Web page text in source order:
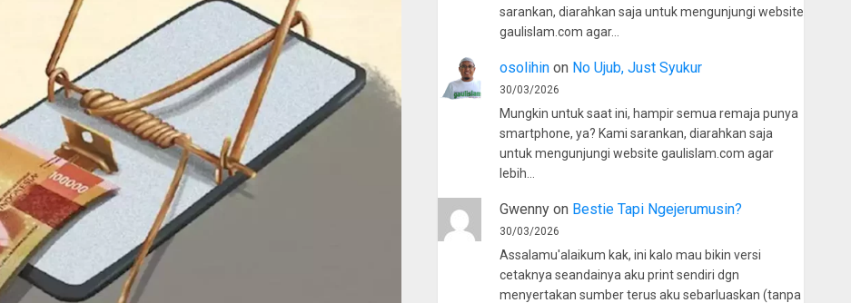
sarankan, diarahkan saja untuk mengunjungi website
gaulislam.com agar…
osolihinon No Ujub, Just Syukur
30/03/2026
Mungkin untuk saat ini, hampir semua remaja punya
smartphone, ya? Kami sarankan, diarahkan saja
untuk mengunjungi website gaulislam.com agar
lebih…
Gwennyon Bestie Tapi Ngejerumusin?
30/03/2026
Assalamu'alaikum kak, ini kalo mau bikin versi
cetaknya seandainya aku print sendiri dgn
menyertakan sumber terus aku sebarluaskan (tanpa